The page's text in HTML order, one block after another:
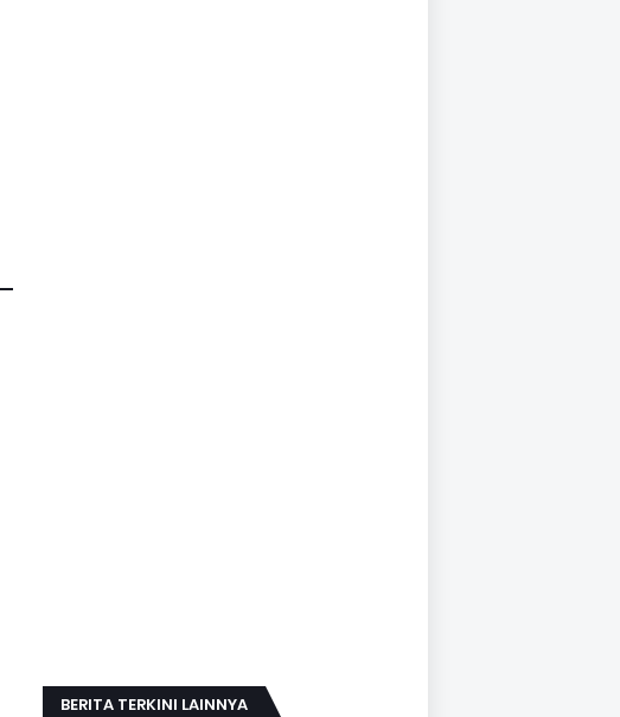
BERITA TERKINI LAINNYA